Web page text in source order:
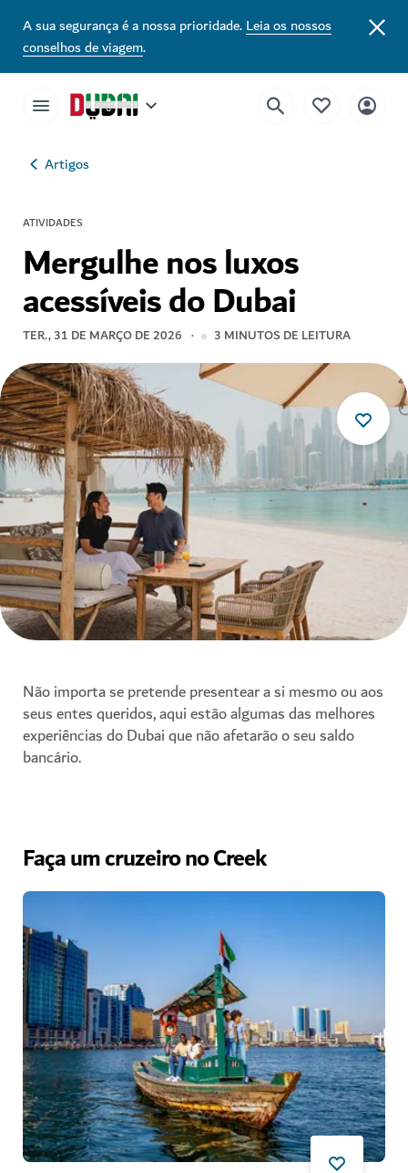
A sua segurança é a nossa prioridade.Leia os nossos
conselhos de viagem.
Artigos
ATIVIDADES
Mergulhe nos luxos
acessíveis do Dubai
TER., 31 DE MARÇO DE 2026 3 MINUTOS DE LEITURA
Não importa se pretende presentear a si mesmo ou aos
seus entes queridos, aqui estão algumas das melhores
experiências do Dubai que não afetarão o seu saldo
bancário.
Faça um cruzeiro no Creek